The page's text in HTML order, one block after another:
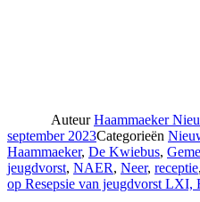
AuteurHaammaeker
september 2023Categorieën
Haammaeker, De Kwiebus,
jeugdvorst, NAER, Neer, receptie,
op Resepsie van jeugdvorst LXI,